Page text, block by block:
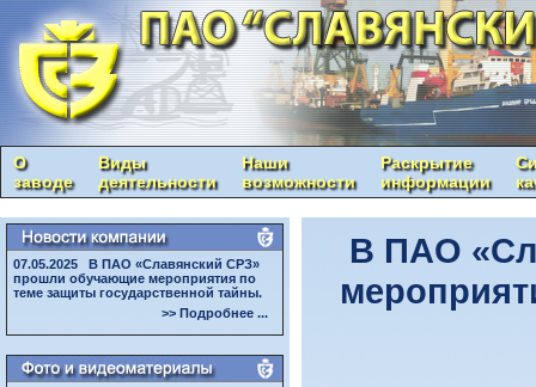
О
заводе
Виды
деятельности
Наши
возможности
Раскрытие
информации
07.05.2025 В ПАО «Славянский СРЗ»
прошли обучающие мероприятия по
теме защиты государственной тайны.
>> Подробнее ...
В ПАО